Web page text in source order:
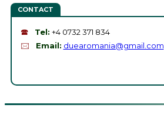
CONTACT
🕿 Tel: +4 0732 371 834
🖂
Email: duearomania@gmail.com